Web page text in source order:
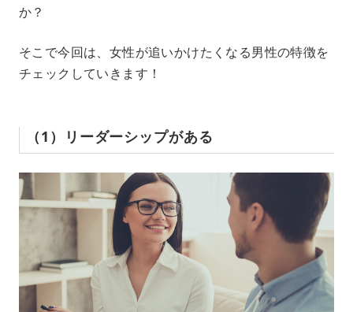
か？
そこで今回は、女性が追いかけたくなる男性の特徴を
チェックしていきます！
（1）リーダーシップがある